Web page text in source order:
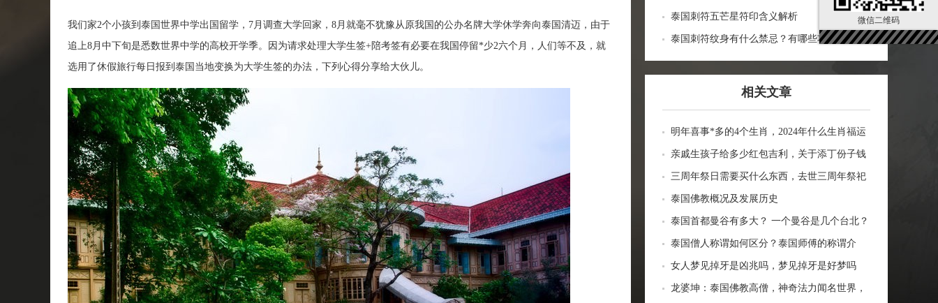
我们家2个小孩到泰国世界中学出国留学，7月调查大学回家，8月就毫不犹豫从原我国的公办名牌大学休学奔向泰国清迈，由于
追上8月中下旬是悉数世界中学的高校开学季。因为请求处理大学生签+陪考签有必要在我国停留*少2六个月，人们等不及，就
选用了休假旅行每日报到泰国当地变换为大学生签的办法，下列心得分享给大伙儿。
泰国刺符五芒星符印含义解析
泰国刺符纹身有什么禁忌？有哪些功效？
相关文章
明年喜事*多的4个生肖，2024年什么生肖福运
临门好事连连
亲戚生孩子给多少红包吉利，关于添丁份子钱
风水讲究
三周年祭日需要买什么东西，去世三周年祭祀
用品风水
泰国佛教概况及发展历史
泰国首都曼谷有多大？ 一个曼谷是几个台北？
一张图看曼谷面积与各大城市比较
泰国僧人称谓如何区分？泰国师傅的称谓介
绍。
女人梦见掉牙是凶兆吗，梦见掉牙是好梦吗
龙婆坤：泰国佛教高僧，神奇法力闻名世界，
微信二维码